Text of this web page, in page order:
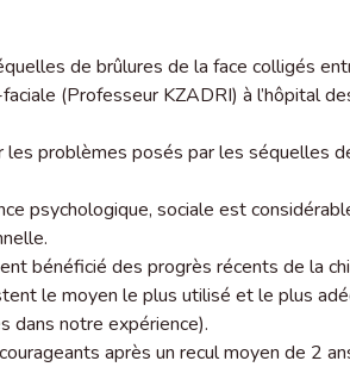
de brûlures de la face colligés
(Professeur KZADRI) à l’hôpital
les problèmes posés par les séquelles
psychologique, sociale est
bénéficié des progrès récents de la
le moyen le plus utilisé et le plus
dans notre expérience).
après un recul moyen de 2